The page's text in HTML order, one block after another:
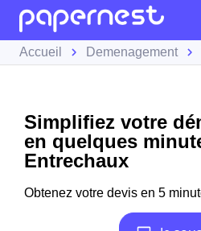
Accueil Demenagement